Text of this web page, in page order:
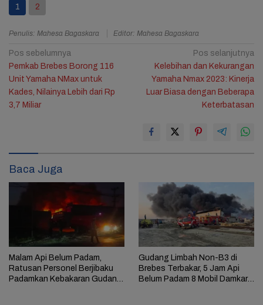
1 2
Penulis: Mahesa Bagaskara Editor: Mahesa Bagaskara
Navigasi
pos
Pos sebelumnya
Pemkab Brebes Borong 116
Unit Yamaha NMax untuk
Kades, Nilainya Lebih dari Rp
3,7 Miliar
Pos selanjutnya
Kelebihan dan Kekurangan
Yamaha Nmax 2023: Kinerja
Luar Biasa dengan Beberapa
Keterbatasan
Baca Juga
Malam Api Belum Padam,
Ratusan Personel Berjibaku
Padamkan Kebakaran Gudang
Gudang Limbah Non-B3 di
Brebes Terbakar, 5 Jam Api
Belum Padam 8 Mobil Damkar